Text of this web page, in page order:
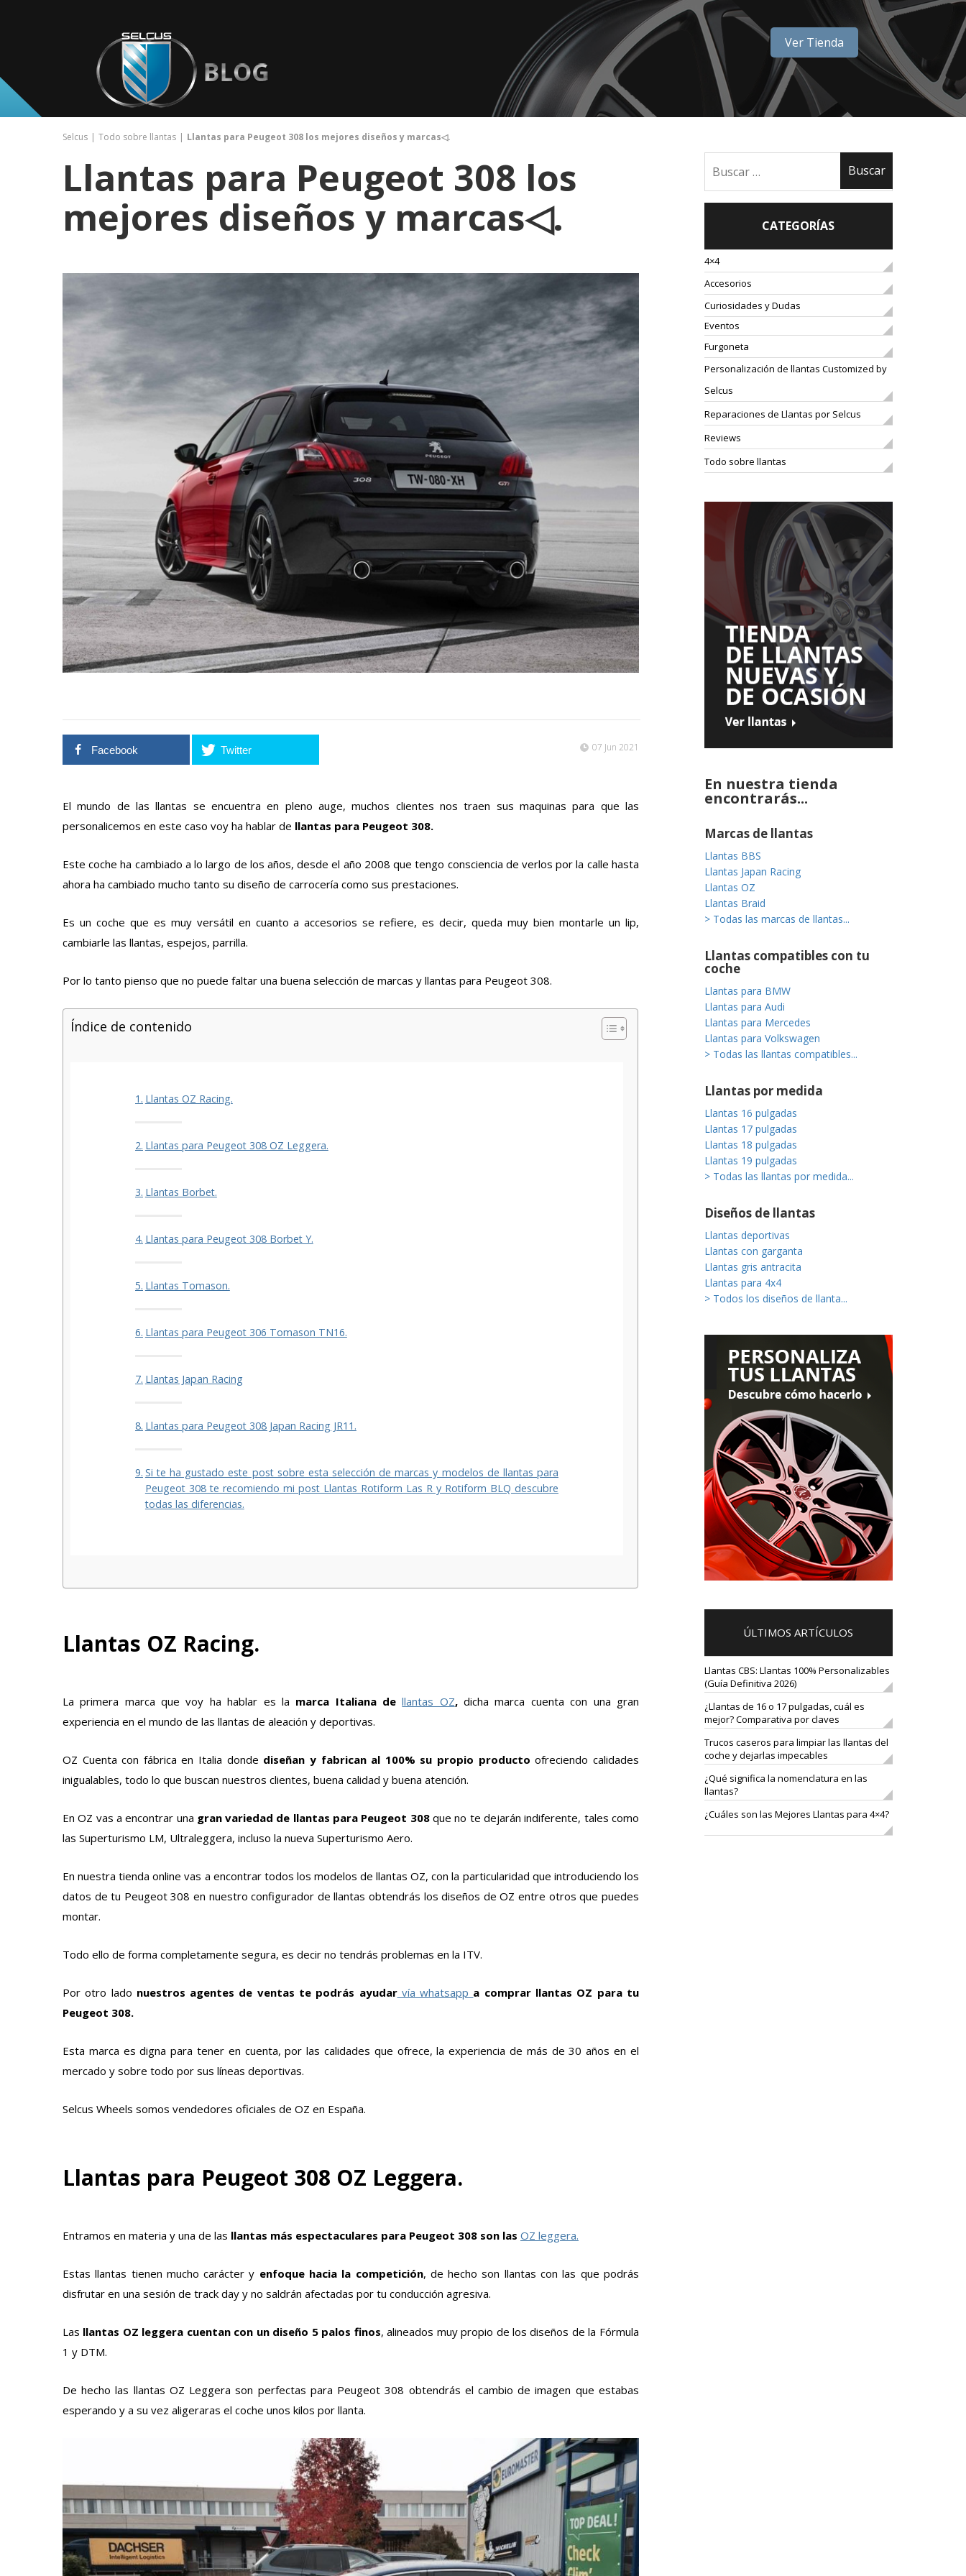
Ver Tienda
Selcus Todo sobre llantas Llantas para Peugeot 308 los mejores diseños y marcas◁.
Llantas para Peugeot 308 los
mejores diseños y marcas◁.
07 Jun 2021
Facebook Twitter
El mundo de las llantas se encuentra en pleno auge, muchos clientes nos traen sus maquinas para que las
personalicemos en este caso voy ha hablar de llantas para Peugeot 308.
Este coche ha cambiado a lo largo de los años, desde el año 2008 que tengo consciencia de verlos por la calle hasta
ahora ha cambiado mucho tanto su diseño de carrocería como sus prestaciones.
Es un coche que es muy versátil en cuanto a accesorios se refiere, es decir, queda muy bien montarle un lip,
cambiarle las llantas, espejos, parrilla.
Por lo tanto pienso que no puede faltar una buena selección de marcas y llantas para Peugeot 308.
Índice de contenido
Llantas OZ Racing.
Llantas para Peugeot 308 OZ Leggera.
Llantas Borbet.
Llantas para Peugeot 308 Borbet Y.
Llantas Tomason.
Llantas para Peugeot 306 Tomason TN16.
Llantas Japan Racing
Llantas para Peugeot 308 Japan Racing JR11.
Si te ha gustado este post sobre esta selección de marcas y modelos de llantas para
Peugeot 308 te recomiendo mi post Llantas Rotiform Las R y Rotiform BLQ descubre
todas las diferencias.
Llantas OZ Racing.
La primera marca que voy ha hablar es la marca Italiana dellantas OZ,dicha marca cuenta con una gran
experiencia en el mundo de las llantas de aleación y deportivas.
OZ Cuenta con fábrica en Italia donde diseñan y fabrican al 100% su propio producto ofreciendo calidades
inigualables, todo lo que buscan nuestros clientes, buena calidad y buena atención.
En OZ vas a encontrar una gran variedad de llantas para Peugeot 308que no te dejarán indiferente, tales como
las Superturismo LM, Ultraleggera, incluso la nueva Superturismo Aero.
En nuestra tienda online vas a encontrar todos los modelos de llantas OZ, con la particularidad que introduciendo los
datos de tu Peugeot 308 en nuestro configurador de llantas obtendrás los diseños de OZ entre otros que puedes
montar.
Todo ello de forma completamente segura, es decir no tendrás problemas en la ITV.
Por otro lado nuestros agentes de ventas te podrás ayudarvía whatsapp a comprar llantas OZ para tu
Peugeot 308.
Esta marca es digna para tener en cuenta, por las calidades que ofrece, la experiencia de más de 30 años en el
mercado y sobre todo por sus líneas deportivas.
Selcus Wheels somos vendedores oficiales de OZ en España.
Llantas para Peugeot 308 OZ Leggera.
Entramos en materia y una de las llantas más espectaculares para Peugeot 308 son las OZ leggera.
Estas llantas tienen mucho carácter y enfoque hacia la competición, de hecho son llantas con las que podrás
disfrutar en una sesión de track day y no saldrán afectadas por tu conducción agresiva.
Las llantas OZ leggera cuentan con un diseño 5 palos finos, alineados muy propio de los diseños de la Fórmula
1 y DTM.
De hecho las llantas OZ Leggera son perfectas para Peugeot 308 obtendrás el cambio de imagen que estabas
esperando y a su vez aligeraras el coche unos kilos por llanta.
CATEGORÍAS
4×4
Accesorios
Curiosidades y Dudas
Eventos
Furgoneta
Personalización de llantas Customized by
Selcus
Reparaciones de Llantas por Selcus
Reviews
Todo sobre llantas
En nuestra tienda
encontrarás...
Marcas de llantas
Llantas BBS
Llantas Japan Racing
Llantas OZ
Llantas Braid
> Todas las marcas de llantas...
Llantas compatibles con tu
coche
Llantas para BMW
Llantas para Audi
Llantas para Mercedes
Llantas para Volkswagen
> Todas las llantas compatibles...
Llantas por medida
Llantas 16 pulgadas
Llantas 17 pulgadas
Llantas 18 pulgadas
Llantas 19 pulgadas
> Todas las llantas por medida...
Diseños de llantas
Llantas deportivas
Llantas con garganta
Llantas gris antracita
Llantas para 4x4
> Todos los diseños de llanta...
ÚLTIMOS ARTÍCULOS
Llantas CBS: Llantas 100% Personalizables
(Guía Definitiva 2026)
¿Llantas de 16 o 17 pulgadas, cuál es
mejor? Comparativa por claves
Trucos caseros para limpiar las llantas del
coche y dejarlas impecables
¿Qué significa la nomenclatura en las
llantas?
¿Cuáles son las Mejores Llantas para 4×4?